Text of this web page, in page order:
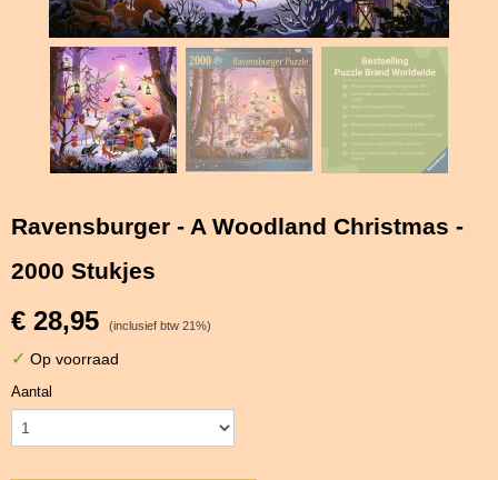
Ravensburger - A Woodland Christmas -
2000 Stukjes
€ 28,95 (inclusief btw 21%)
✓ Op voorraad
Aantal